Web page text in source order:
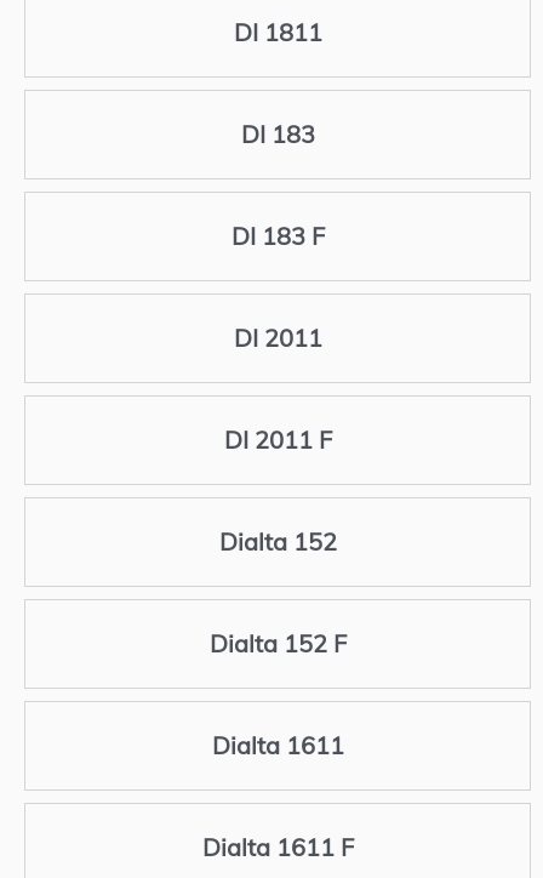
DI 1811
DI 183
DI 183 F
DI 2011
DI 2011 F
Dialta 152
Dialta 152 F
Dialta 1611
Dialta 1611 F